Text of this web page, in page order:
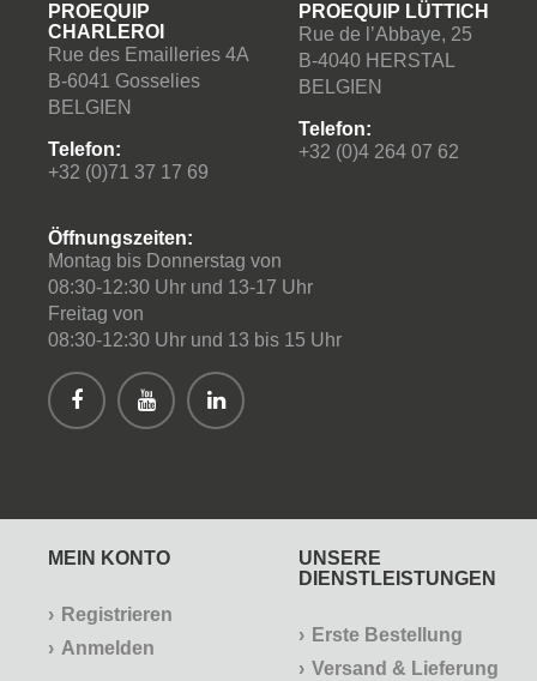
PROEQUIP
CHARLEROI
Rue des Emailleries 4A
B-6041 Gosselies
BELGIEN
Telefon:
+32 (0)71 37 17 69
PROEQUIP LÜTTICH
Rue de l’Abbaye, 25
B-4040 HERSTAL
BELGIEN
Telefon:
+32 (0)4 264 07 62
Öffnungszeiten:
Montag bis Donnerstag von
08:30-12:30 Uhr und 13-17 Uhr
Freitag von
08:30-12:30 Uhr und 13 bis 15 Uhr
MEIN KONTO
Registrieren
Anmelden
UNSERE
DIENSTLEISTUNGEN
Erste Bestellung
Versand & Lieferung